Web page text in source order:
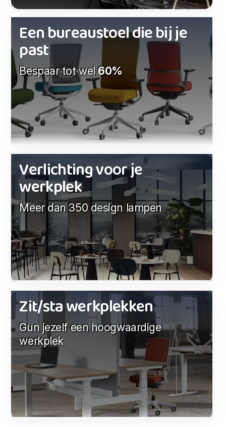
Een bureaustoel die bij je
past
Bespaar tot wel60%
Verlichting voor je
werkplek
Meer dan 350 design lampen
Zit/sta werkplekken
Gun jezelf een hoogwaardige
werkplek